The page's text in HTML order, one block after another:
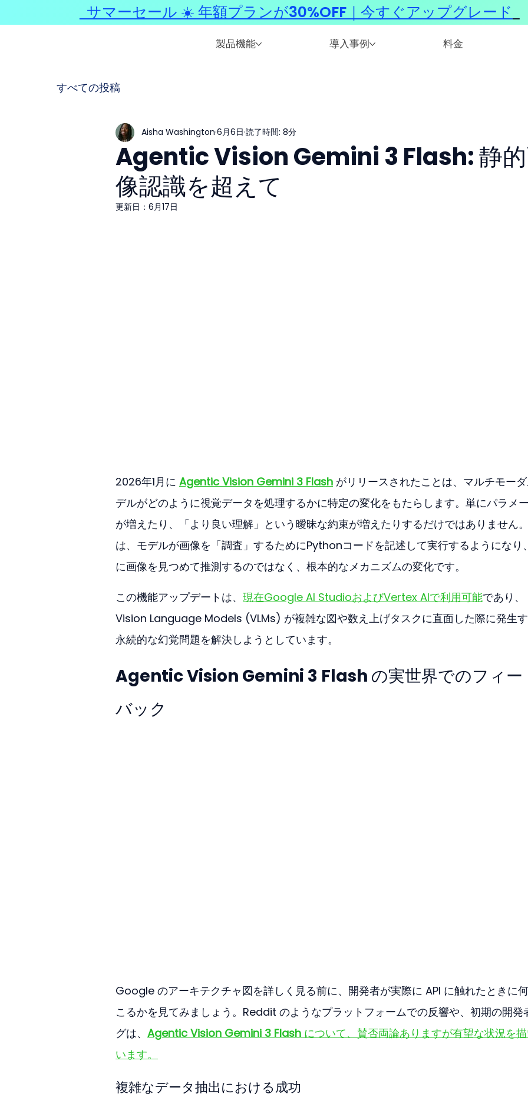
製品機能 導入事例 料金
すべての投稿
Agentic Vision Gemini 3 Flash: 静
像認識を超えて
Aisha Washington 6月6日 読了時間: 8分
更新日： 6月17日
2026年1月に Agentic Vision Gemini 3 Flash がリリースされたことは、マルチモー
デルがどのように視覚データを処理するかに特定の変化をもたらします。単にパラメ
が増えたり、「より良い理解」という曖昧な約束が増えたりするだけではありません
は、モデルが画像を「調査」するためにPythonコードを記述して実行するようになり
に画像を見つめて推測するのではなく、根本的なメカニズムの変化です。
この機能アップデートは、 現在Google AI StudioおよびVertex AIで利用可能であり、
Vision Language Models (VLMs) が複雑な図や数え上げタスクに直面した際に発生す
永続的な幻覚問題を解決しようとしています。
Agentic Vision Gemini 3 Flash の実世界でのフィー
バック
Google のアーキテクチャ図を詳しく見る前に、開発者が実際に API に触れたときに
こるかを見てみましょう。Reddit のようなプラットフォームでの反響や、初期の開発
グは、 Agentic Vision Gemini 3 Flash について、賛否両論ありますが有望な状況を
います。
複雑なデータ抽出における成功
サマーセール ☀️ 年額プランが30%OFF｜今すぐアップグレード